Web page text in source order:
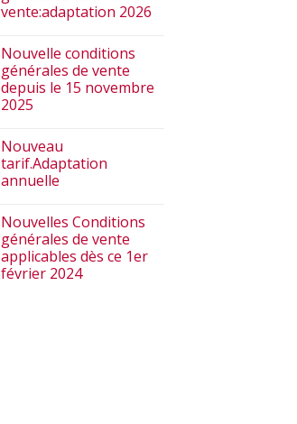
vente:adaptation 2026
Nouvelle conditions
générales de vente
depuis le 15 novembre
2025
Nouveau
tarif.Adaptation
annuelle
Nouvelles Conditions
générales de vente
applicables dès ce 1er
février 2024